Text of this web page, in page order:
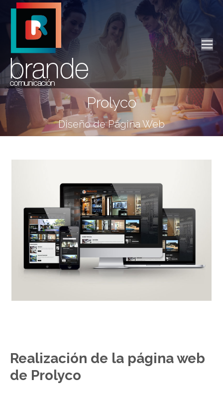
Prolyco
Diseño de Página Web
Estás aquí:
Realización de la página web
de Prolyco